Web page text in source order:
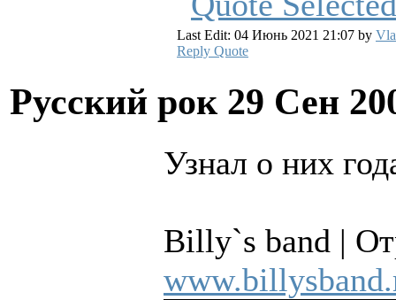
Last Edit: 04 Июнь 2021 21:07 by
Reply Quote
Русский рок 29 Сен
Узнал о них
Billy`s band |